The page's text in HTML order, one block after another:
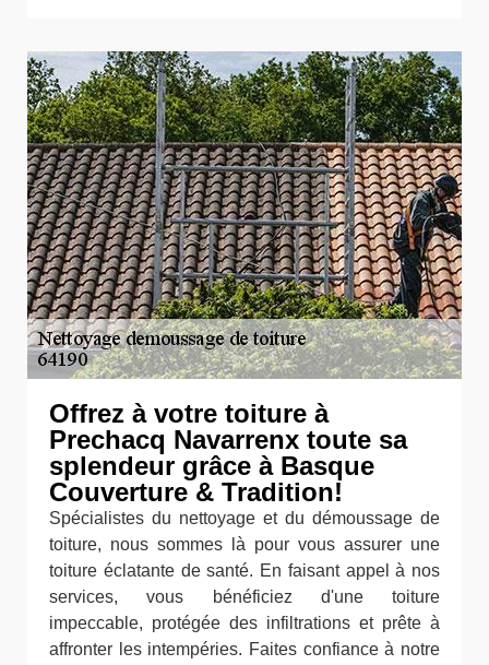
Offrez à votre toiture à
Prechacq Navarrenx toute sa
splendeur grâce à Basque
Couverture & Tradition!
Spécialistes du nettoyage et du démoussage de
toiture, nous sommes là pour vous assurer une
toiture éclatante de santé. En faisant appel à nos
services, vous bénéficiez d'une toiture
impeccable, protégée des infiltrations et prête à
affronter les intempéries. Faites confiance à notre